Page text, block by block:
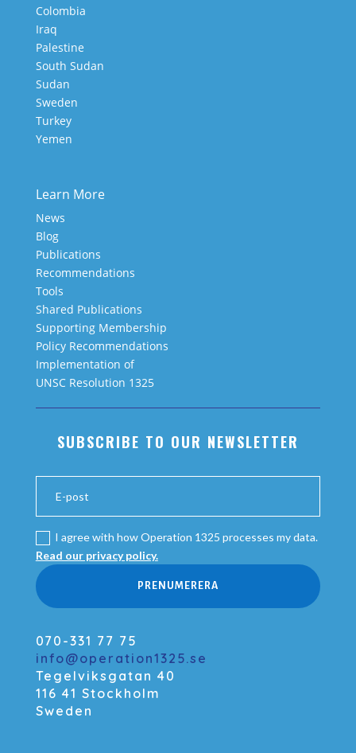
Colombia
Iraq
Palestine
South Sudan
Sudan
Sweden
Turkey
Yemen
Learn More
News
Blog
Publications
Recommendations
Tools
Shared Publications
Supporting Membership
Policy Recommendations
Implementation of
UNSC Resolution 1325
SUBSCRIBE TO OUR NEWSLETTER
I agree with how Operation 1325 processes my data.
Read our privacy policy.
PRENUMERERA
070-331 77 75
info@operation1325.se
Tegelviksgatan 40
116 41 Stockholm
Sweden